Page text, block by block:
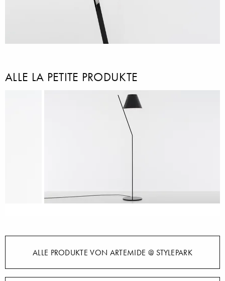
ALLE LA PETITE PRODUKTE
ALLE PRODUKTE VON ARTEMIDE @ STYLEPARK